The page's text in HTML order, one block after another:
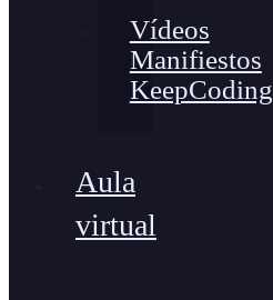
Vídeos
Manifiestos
KeepCoding
Aula
virtual